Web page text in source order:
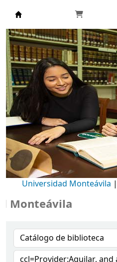
Biblioteca
Universidad Monteávila |